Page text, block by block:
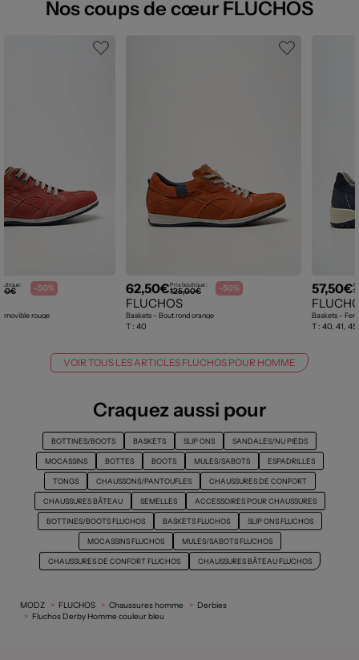
Nos coups de cœur FLUCHOS
: -50%
rouge
62,50€Prix boutique :
125,00€ -50%
FLUCHOS
Baskets - Bout rond orange
T : 40
57,50€
Baskets -
T : 40, 41, 45
VOIR TOUS LES ARTICLES FLUCHOS POUR HOMME
Craquez aussi pour
BOTTINES/BOOTS BASKETS SLIP ONS SANDALES/NU PIEDS
MOCASSINS BOTTES BOOTS MULES/SABOTS ESPADRILLES
TONGS CHAUSSONS/PANTOUFLES CHAUSSURES DE CONFORT
CHAUSSURES BÂTEAU SEMELLES ACCESSOIRES POUR CHAUSSURES
BOTTINES/BOOTS FLUCHOS BASKETS FLUCHOS SLIP ONS FLUCHOS
MOCASSINS FLUCHOS MULES/SABOTS FLUCHOS
CHAUSSURES DE CONFORT FLUCHOS CHAUSSURES BÂTEAU FLUCHOS
MODZ FLUCHOS Chaussures homme
Derbies
Fluchos Derby Homme couleur bleu